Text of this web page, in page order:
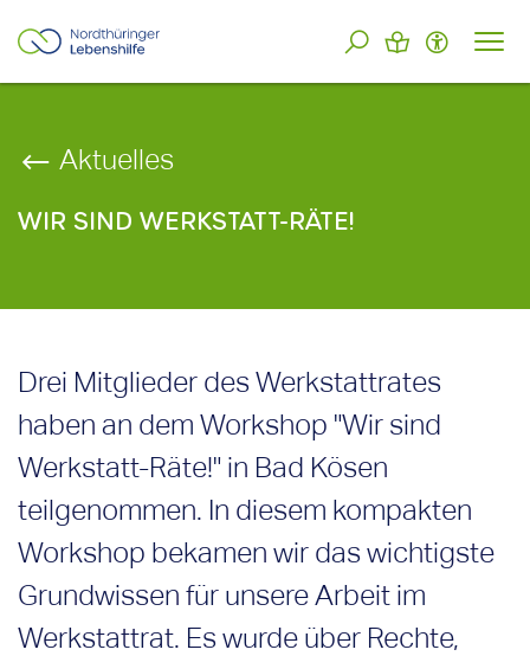
Aktuelles
WIR SIND WERKSTATT-RÄTE!
Drei Mitglieder des Werkstattrates
haben an dem Workshop "Wir sind
Werkstatt-Räte!" in Bad Kösen
teilgenommen. In diesem kompakten
Workshop bekamen wir das wichtigste
Grundwissen für unsere Arbeit im
Werkstattrat. Es wurde über Rechte,